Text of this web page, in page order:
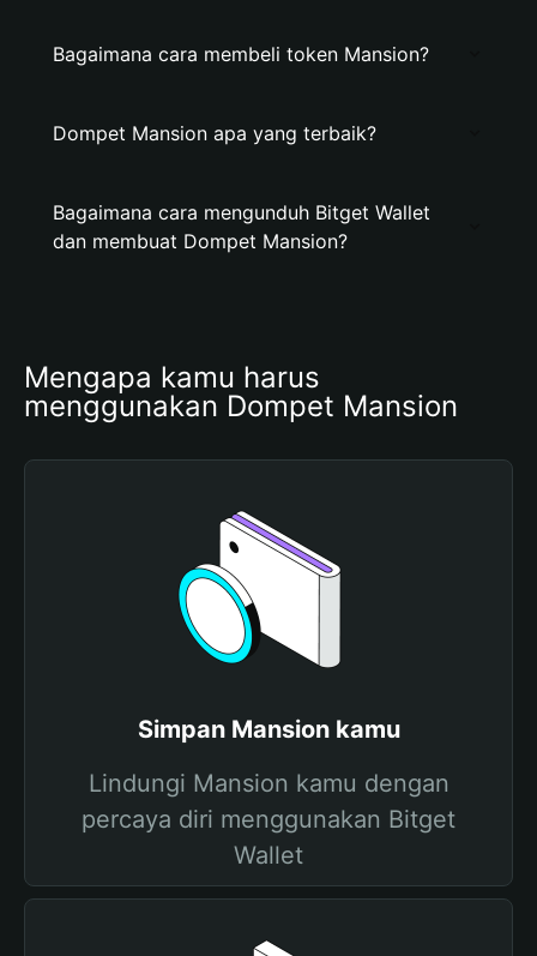
Bagaimana cara membeli token Mansion?
Dompet Mansion apa yang terbaik?
Bagaimana cara mengunduh Bitget Wallet
dan membuat Dompet Mansion?
Mengapa kamu harus
menggunakan Dompet Mansion
Simpan Mansion kamu
Lindungi Mansion kamu dengan
percaya diri menggunakan Bitget
Wallet